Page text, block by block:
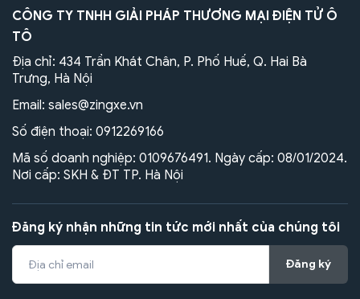
CÔNG TY TNHH GIẢI PHÁP THƯƠNG MẠI ĐIỆN TỬ Ô
TÔ
Địa chỉ: 434 Trần Khát Chân, P. Phố Huế, Q. Hai Bà
Trưng, Hà Nội
Email: sales@zingxe.vn
Số điện thoại: 0912269166
Mã số doanh nghiệp: 0109676491. Ngày cấp: 08/01/2024.
Nơi cấp: SKH & ĐT TP. Hà Nội
Đăng ký nhận những tin tức mới nhất của chúng tôi
Đăng ký